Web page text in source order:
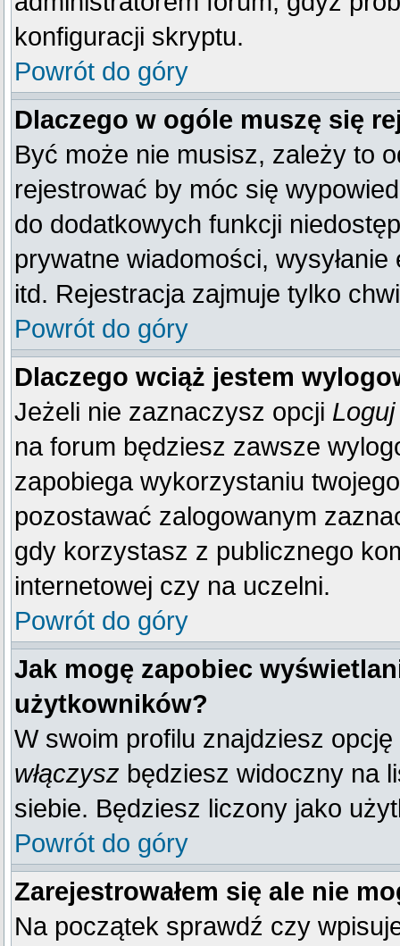
konfiguracji skryptu.
Powrót do góry
Dlaczego w ogóle muszę się
Być może nie musisz, zależy to
rejestrować by móc się
do dodatkowych funkcji
prywatne wiadomości,
itd. Rejestracja zajmuje tylko
Powrót do góry
Dlaczego wciąż jestem
Jeżeli nie zaznaczysz opcji
na forum będziesz zawsze
zapobiega wykorzystaniu
pozostawać zalogowanym
gdy korzystasz z publicznego
internetowej czy na uczelni.
Powrót do góry
Jak mogę zapobiec
użytkowników?
W swoim profilu znajdziesz opcję
włączysz będziesz widoczny na
siebie. Będziesz liczony jako
Powrót do góry
Zarejestrowałem się ale nie
Na początek sprawdź czy